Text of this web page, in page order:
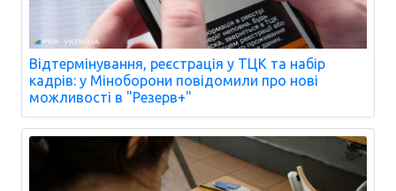
Відтермінування, реєстрація у ТЦК та набір
кадрів: у Міноборони повідомили про нові
можливості в "Резерв+"